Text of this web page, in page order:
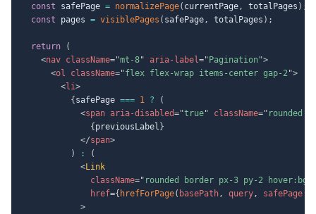
const safePage = normalizePage( currentPage, totalPages ) ;
const pages = visiblePages ( safePage, totalPages ) ;
return
(
<nav className="mt-8" aria-label=" Pagination">
<ol className="flex flex-wrap items-center gap-2">
<li>
{ safePage === 1 ?
(
<span aria-disabled="true" className=" rounded
{ previousLabel }
</span>
)
:
(
<Link
className=" rounded border px-3 py-2 hover:bg-
href={ hrefForPage( basePath, query, safePage
>